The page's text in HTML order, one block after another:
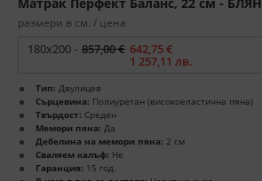
Матрак Перфект Баланс, 22 см - БЛЯН
размери в см. / цена
180x200 - 857,00 € 642,75 €
1 257,11 лв.
Тип: Двулицев
Сърцевина: Полиуретан (високоеластична пяна)
Твърдост: Среден
Мемори пяна: Да
Дебелина на мемори пяна: 2 см
Сваляем калъф: Не
Гаранция: 15 год.